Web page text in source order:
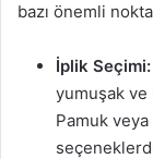
bazı önemli
İplik Seçimi:
yumuşak
Pamuk